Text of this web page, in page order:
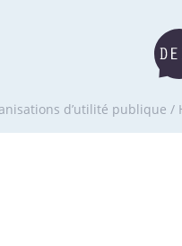
d’utilité publique /